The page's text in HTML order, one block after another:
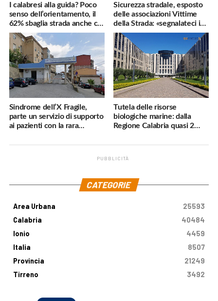
I calabresi alla guida? Poco
senso dell’orientamento, il
62% sbaglia strada anche col
navigatore
Sicurezza stradale, esposto
delle associazioni Vittime
della Strada: «segnalateci i
pericoli, interverremo
subito»
Sindrome dell’X Fragile,
parte un servizio di supporto
ai pazienti con la rara
Tutela delle risorse
biologiche marine: dalla
Regione Calabria quasi 2
PUBBLICITÀ
CATEGORIE
Area Urbana
25593
Calabria
40484
Ionio
4459
Italia
8507
Provincia
21249
Tirreno
3492